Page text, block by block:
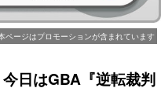
ページはプロモーションが含まれています
今日はGBA『逆転裁判